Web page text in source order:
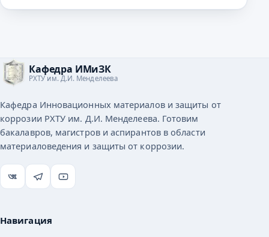
Кафедра ИМиЗК
РХТУ им. Д.И. Менделеева
Кафедра Инновационных материалов и защиты от
коррозии РХТУ им. Д.И. Менделеева. Готовим
бакалавров, магистров и аспирантов в области
материаловедения и защиты от коррозии.
Навигация